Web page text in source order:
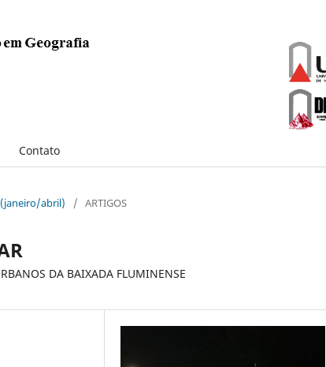
Contato
abril) / ARTIGOS
DA BAIXADA FLUMINENSE